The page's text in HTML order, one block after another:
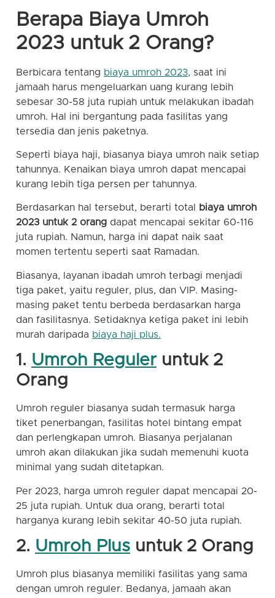
Berapa Biaya Umroh
2023 untuk 2 Orang?
Berbicara tentang biaya umroh 2023, saat ini
jamaah harus mengeluarkan uang kurang lebih
sebesar 30-58 juta rupiah untuk melakukan ibadah
umroh. Hal ini bergantung pada fasilitas yang
tersedia dan jenis paketnya.
Seperti biaya haji, biasanya biaya umroh naik setiap
tahunnya. Kenaikan biaya umroh dapat mencapai
kurang lebih tiga persen per tahunnya.
Berdasarkan hal tersebut, berarti total
biaya umroh
2023 untuk 2 orang dapat mencapai sekitar 60-116
juta rupiah. Namun, harga ini dapat naik saat
momen tertentu seperti saat Ramadan.
Biasanya, layanan ibadah umroh terbagi menjadi
tiga paket, yaitu reguler, plus, dan VIP. Masing-
masing paket tentu berbeda berdasarkan harga
dan fasilitasnya. Setidaknya ketiga paket ini lebih
murah daripada biaya haji plus.
1. Umroh Reguleruntuk 2
Orang
Umroh reguler biasanya sudah termasuk harga
tiket penerbangan, fasilitas hotel bintang empat
dan perlengkapan umroh. Biasanya perjalanan
umroh akan dilakukan jika sudah memenuhi kuota
minimal yang sudah ditetapkan.
Per 2023, harga umroh reguler dapat mencapai 20-
25 juta rupiah. Untuk dua orang, berarti total
harganya kurang lebih sekitar 40-50 juta rupiah.
2. Umroh Plus untuk 2 Orang
Umroh plus biasanya memiliki fasilitas yang sama
dengan umroh reguler. Bedanya, jamaah akan